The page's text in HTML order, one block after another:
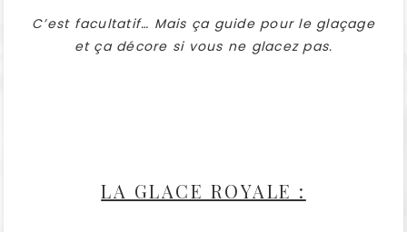
C’est facultatif… Mais ça guide pour le glaçage
et ça décore si vous ne glacez pas.
LA GLACE ROYALE :